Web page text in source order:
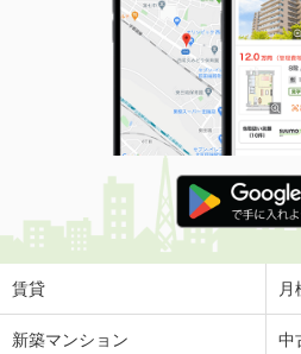
賃貸 月
新築マンション 中